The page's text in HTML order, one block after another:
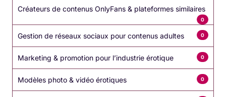
Créateurs de contenus OnlyFans & plateformes similaires
0
Gestion de réseaux sociaux pour contenus adultes 0
Marketing & promotion pour l’industrie érotique 0
Modèles photo & vidéo érotiques 0